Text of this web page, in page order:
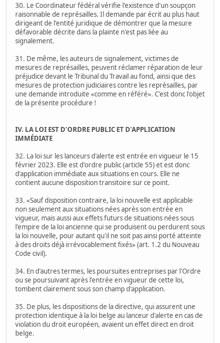
30. Le Coordinateur fédéral vérifie l'existence d'un soupçon
raisonnable de représailles. Il demande par écrit au plus haut
dirigeant de l'entité juridique de démontrer que la mesure
défavorable décrite dans la plainte n'est pas liée au
signalement.
31. De même, les auteurs de signalement, victimes de
mesures de représailles, peuvent réclamer réparation de leur
préjudice devant le Tribunal du Travail au fond, ainsi que des
mesures de protection judiciaires contre les représailles, par
une demande introduite «comme en référé». C'est donc l'objet
de la présente procédure !
IV. LA LOI EST D'ORDRE PUBLIC ET D'APPLICATION
IMMÉDIATE
32. La loi sur les lanceurs d'alerte est entrée en vigueur le 15
février 2023. Elle est d'ordre public (article 55) et est donc
d'application immédiate aux situations en cours. Elle ne
contient aucune disposition transitoire sur ce point.
33. «Sauf disposition contraire, la loi nouvelle est applicable
non seulement aux situations nées après son entrée en
vigueur, mais aussi aux effets futurs de situations nées sous
l'empire de la loi ancienne qui se produisent ou perdurent sous
la loi nouvelle, pour autant qu'il ne soit pas ainsi porté atteinte
à des droits déjà irrévocablement fixés» (art. 1.2 du Nouveau
Code civil).
34. En d'autres termes, les poursuites entreprises par l'Ordre
ou se poursuivant après l'entrée en vigueur de cette loi,
tombent clairement sous son champ d'application.
35. De plus, les dispositions de la directive, qui assurent une
protection identique à la loi belge au lanceur d'alerte en cas de
violation du droit européen, avaient un effet direct en droit
belge.